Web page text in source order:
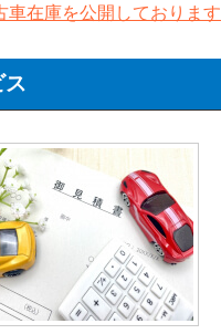
車在庫を公開しております
ス